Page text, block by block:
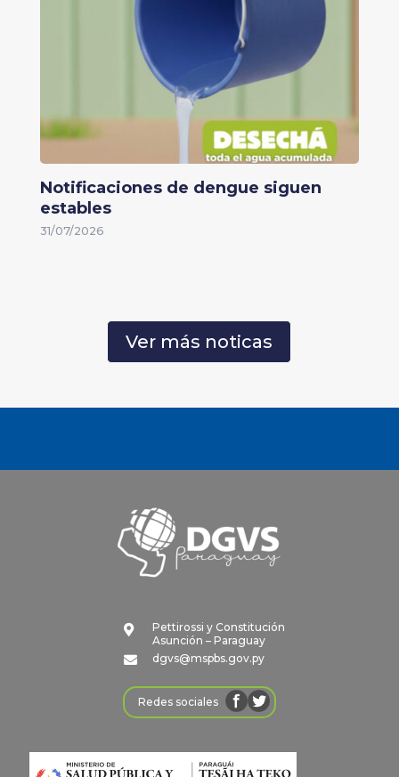
Notificaciones de dengue siguen
estables
31/07/2026
Ver más noticas

Pettirossi y Constitución
Asunción – Paraguay

dgvs@mspbs.gov.py
Redes sociales